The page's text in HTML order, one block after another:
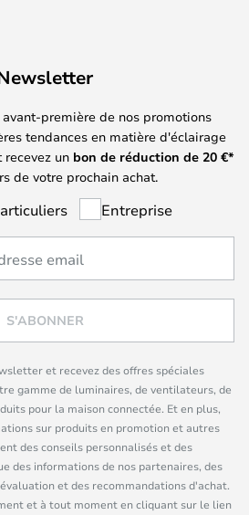
première de nos promotions
tendances en matière d'éclairage
recevez un bon de réduction de 20 €*
de votre prochain achat.
Entreprise
S'ABONNER
et recevez des offres spéciales
gamme de luminaires, de ventilateurs, de
pour la maison connectée. Et en plus,
sur produits en promotion et autres
des conseils personnalisés et des
des informations de nos partenaires, des
et des recommandations d'achat.
et à tout moment en cliquant sur le lien